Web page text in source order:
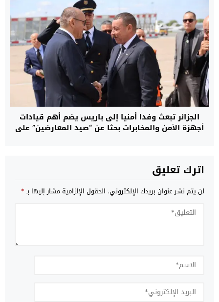
الجزائر تبعث وفدا أمنيا إلى باريس يضم أهم قيادات
أجهزة الأمن والمخابرات بحثا عن “صيد المعارضين” على
اترك تعليق
لن يتم نشر عنوان بريدك الإلكتروني. الحقول الإلزامية مشار إليها بـ*